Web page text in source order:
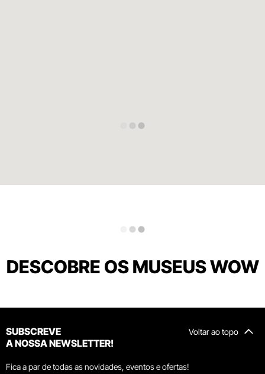
DESCOBRE OS MUSEUS WOW
Voltar ao topo
SUBSCREVE
A NOSSA NEWSLETTER!
Fica a par de todas as novidades, eventos e ofertas!